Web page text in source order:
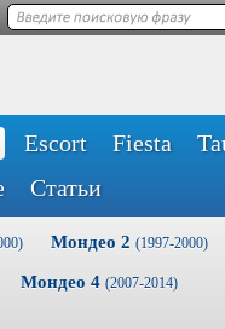
Escort Fiesta
Статьи
Мондео 2 (1997-2000)
Мондео 4 (2007-2014)